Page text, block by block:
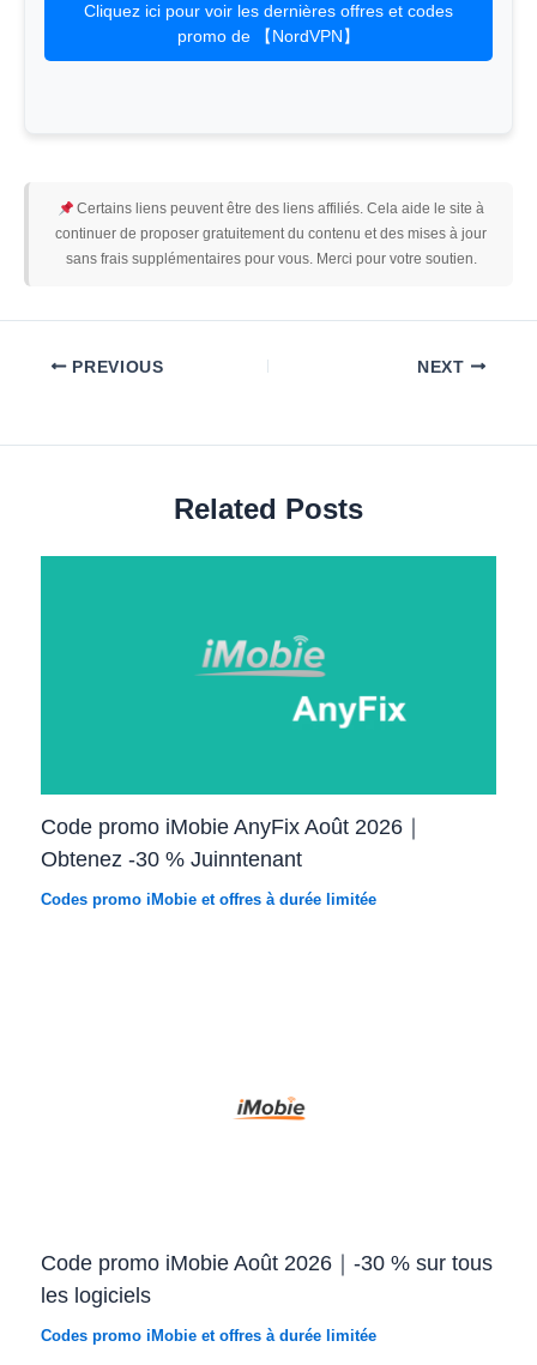
Cliquez ici pour voir les dernières offres et codes
promo de 【NordVPN】
Certains liens peuvent être des liens affiliés. Cela aide le site à
continuer de proposer gratuitement du contenu et des mises à jour
sans frais supplémentaires pour vous. Merci pour votre soutien.
PREVIOUS NEXT
Related Posts
Code promo iMobie AnyFix Août 2026｜
Obtenez -30 % Juinntenant
Codes promo iMobie et offres à durée limitée
Code promo iMobie Août 2026｜-30 % sur tous
les logiciels
Codes promo iMobie et offres à durée limitée